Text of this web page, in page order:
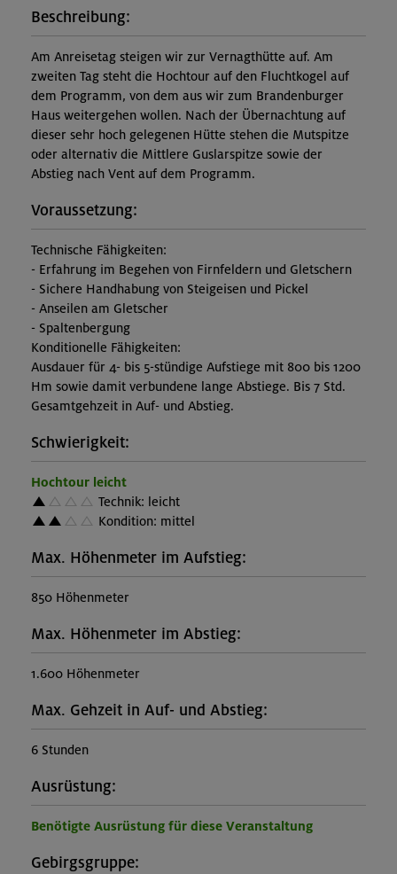
Beschreibung:
Am Anreisetag steigen wir zur Vernagthütte auf. Am
zweiten Tag steht die Hochtour auf den Fluchtkogel auf
dem Programm, von dem aus wir zum Brandenburger
Haus weitergehen wollen. Nach der Übernachtung auf
dieser sehr hoch gelegenen Hütte stehen die Mutspitze
oder alternativ die Mittlere Guslarspitze sowie der
Abstieg nach Vent auf dem Programm.
Voraussetzung:
Technische Fähigkeiten:
- Erfahrung im Begehen von Firnfeldern und Gletschern
- Sichere Handhabung von Steigeisen und Pickel
- Anseilen am Gletscher
- Spaltenbergung
Konditionelle Fähigkeiten:
Ausdauer für 4- bis 5-stündige Aufstiege mit 800 bis 1200
Hm sowie damit verbundene lange Abstiege. Bis 7 Std.
Gesamtgehzeit in Auf- und Abstieg.
Schwierigkeit:
Hochtour leicht
Technik: leicht
Kondition: mittel
Max. Höhenmeter im Aufstieg:
850 Höhenmeter
Max. Höhenmeter im Abstieg:
1.600 Höhenmeter
Max. Gehzeit in Auf- und Abstieg:
6 Stunden
Ausrüstung:
Benötigte Ausrüstung für diese Veranstaltung
Gebirgsgruppe: